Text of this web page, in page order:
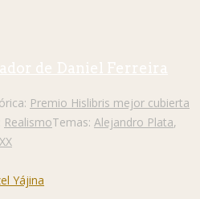
de Daniel Ferreira
Premio Hislibris mejor cubierta
RealismoTemas: Alejandro Plata,